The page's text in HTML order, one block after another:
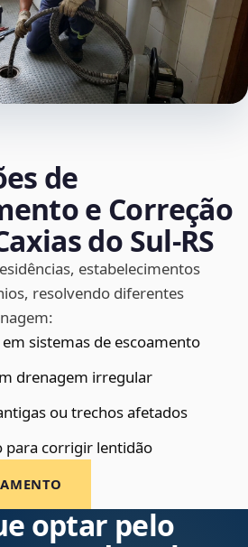
de
e Correção
do Sul‑RS
estabelecimentos
resolvendo diferentes
sistemas de escoamento
drenagem irregular
ou trechos afetados
para corrigir lentidão
optar pelo